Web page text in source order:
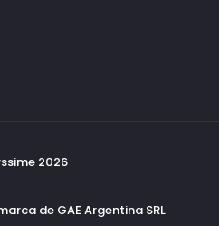
2026
de GAE Argentina SRL